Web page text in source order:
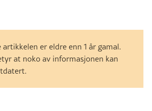
artikkelen er eldre enn 1 år gamal.
at noko av informasjonen kan